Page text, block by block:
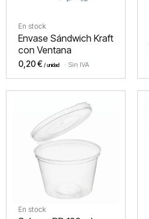
En stock
Envase Sándwich Kraft
con Ventana
0,20€ Sin IVA
En stock